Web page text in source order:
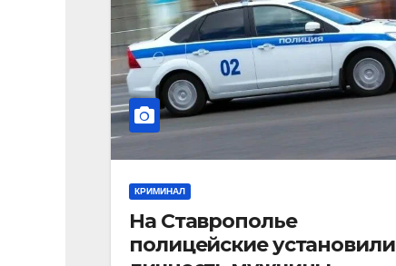
КРИМИНАЛ
На Ставрополье
полицейские установили